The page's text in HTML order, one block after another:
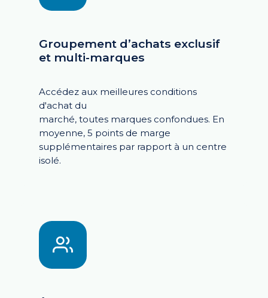
Groupement d’achats exclusif
et multi-marques
Accédez aux meilleures conditions
d'achat du
marché, toutes marques confondues. En
moyenne, 5 points de marge
supplémentaires par rapport à un centre
isolé.